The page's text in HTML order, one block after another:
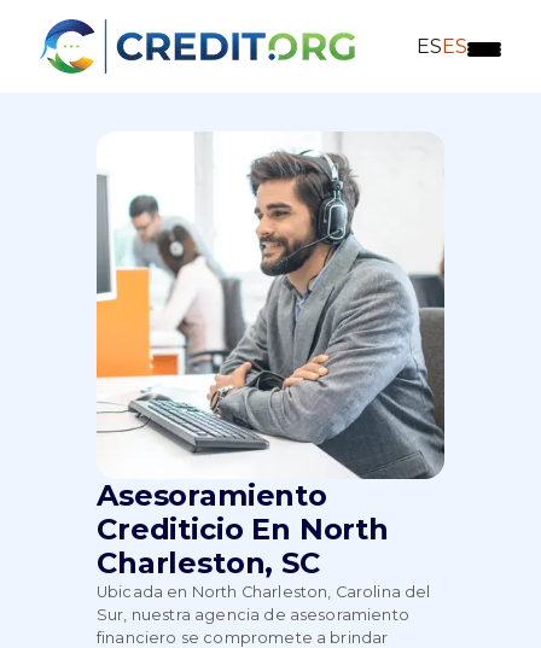
ESES
Asesoramiento
Crediticio En North
Charleston, SC
Ubicada en North Charleston, Carolina del
Sur, nuestra agencia de asesoramiento
financiero se compromete a brindar